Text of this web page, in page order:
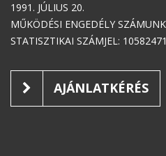
1991. JÚLIUS 20.
MŰKÖDÉSI ENGEDÉLY
STATISZTIKAI SZÁMJEL:
AJÁNLATKÉRÉS